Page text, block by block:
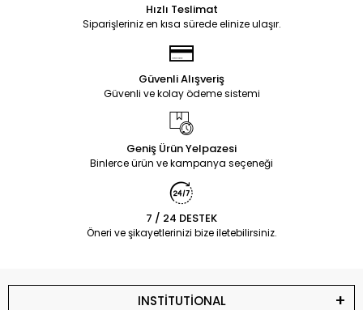
Hızlı Teslimat
Siparişleriniz en kısa sürede elinize ulaşır.
Güvenli Alışveriş
Güvenli ve kolay ödeme sistemi
Geniş Ürün Yelpazesi
Binlerce ürün ve kampanya seçeneği
7 / 24 DESTEK
Öneri ve şikayetlerinizi bize iletebilirsiniz.
INSTİTUTİONAL